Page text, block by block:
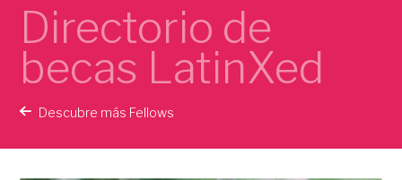
Directorio de
becas LatinXed
Descubre más Fellows